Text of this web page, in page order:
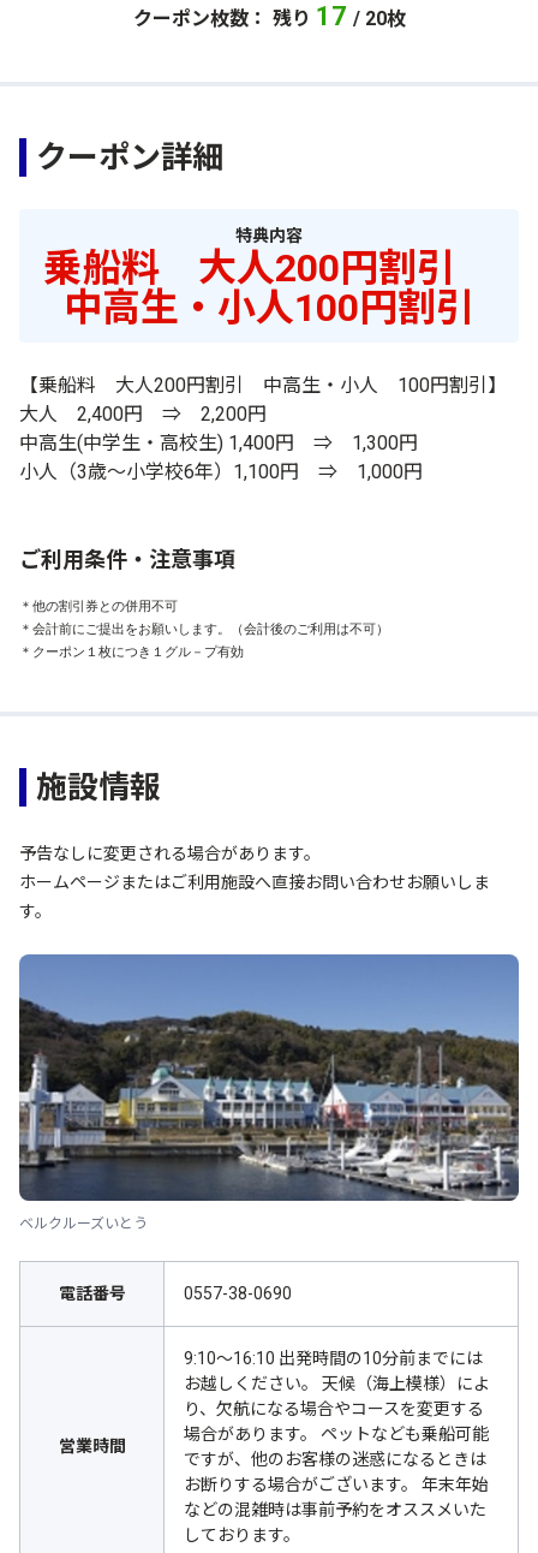
クーポン枚数： 残り 17 / 20枚
クーポン詳細
特典内容
乗船料 大人200円割引
中高生・小人100円割引
【乗船料 大人200円割引 中高生・小人 100円割引】
大人 2,400円 ⇒ 2,200円
中高生(中学生・高校生) 1,400円 ⇒ 1,300円
小人（3歳～小学校6年）1,100円 ⇒ 1,000円
ご利用条件・注意事項
＊他の割引券との併用不可
＊会計前にご提出をお願いします。（会計後のご利用は不可）
＊クーポン１枚につき１グル－プ有効
施設情報
予告なしに変更される場合があります。
ホームページまたはご利用施設へ直接お問い合わせお願いしま
す。
ベルクルーズいとう
電話番号 0557-38-0690
営業時間
9:10〜16:10 出発時間の10分前までには
お越しください。 天候（海上模様）によ
り、欠航になる場合やコースを変更する
場合があります。 ペットなども乗船可能
ですが、他のお客様の迷惑になるときは
お断りする場合がございます。 年末年始
などの混雑時は事前予約をオススメいた
しております。